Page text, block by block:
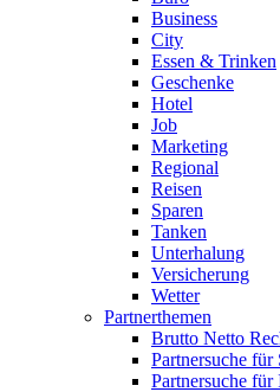
Business
City
Essen & Trinken
Geschenke
Hotel
Job
Marketing
Regional
Reisen
Sparen
Tanken
Unterhalung
Versicherung
Wetter
Partnerthemen
Brutto Netto
Partnersuche für
Partnersuche für